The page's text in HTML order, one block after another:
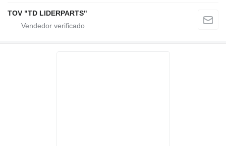
TOV "TD LIDERPARTS"